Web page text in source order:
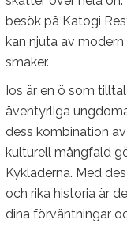
besök på Katogi
kan njuta av
smaker.
Ios är en ö som
äventyrliga
dess kombination
kulturell mångfald
Kykladerna. Med
och rika historia är
dina förväntningar